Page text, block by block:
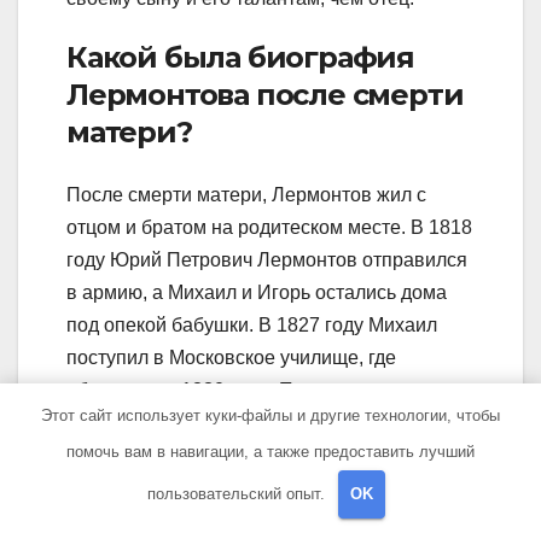
Какой была биография
Лермонтова после смерти
матери?
После смерти матери, Лермонтов жил с
отцом и братом на родитеском месте. В 1818
году Юрий Петрович Лермонтов отправился
в армию, а Михаил и Игорь остались дома
под опекой бабушки. В 1827 году Михаил
поступил в Московское училище, где
обучался до 1830 года. После этого он
поступил на юридический факультет
Московского университета, который окончил
в 1832 году со званием кавалергарда.
Этот сайт использует куки-файлы и другие технологии, чтобы
помочь вам в навигации, а также предоставить лучший
пользовательский опыт. OK